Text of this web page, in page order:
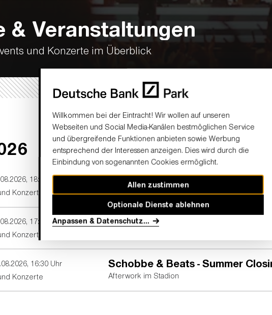
& Veranstaltungen
und Konzerte im Überblick
Frühere Veranstaltungen
The Weeknd (Zusatzkonzert)
After Hours Til Dawn Tour
, 18:30
Uhr
Konzerte
Die 80er live
, 17:00
Uhr
Konzerte
Schobbe & Beats - Summer
Afterwork im Stadion
, 16:30Uhr
Konzerte
Willkommen bei der Eintracht! Wir wollen auf unseren
Webseiten und Social Media-Kanälen bestmöglichen Service
und übergreifende Funktionen anbieten sowie Werbung
entsprechend der Interessen anzeigen. Dies wird durch die
Einbindung von sogenannten Cookies ermöglicht.
Allen zustimmen
Optionale Dienste ablehnen
Anpassen & Datenschutz...